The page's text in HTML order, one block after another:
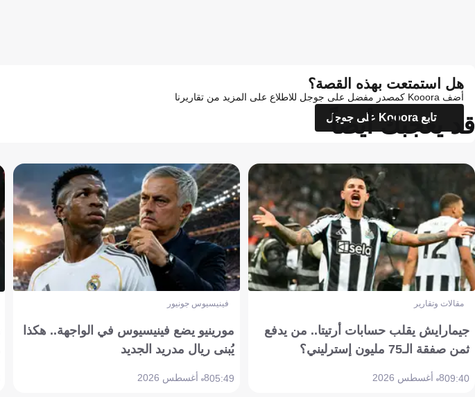
هل استمتعت بهذه القصة؟
أضف Kooora كمصدر مفضل على جوجل للاطلاع على المزيد من تقاريرنا
تابع Kooora على جوجل
قد يعجبك أيضاً
مقالات وتقارير
جيمارايش يقلب حسابات أرتيتا.. من يدفع
ثمن صفقة الـ75 مليون إسترليني؟
09:408 أغسطس 2026
فينيسيوس جونيور
مورينيو يضع فينيسيوس في الواجهة.. هكذا
يُبنى ريال مدريد الجديد
05:498 أغسطس 2026